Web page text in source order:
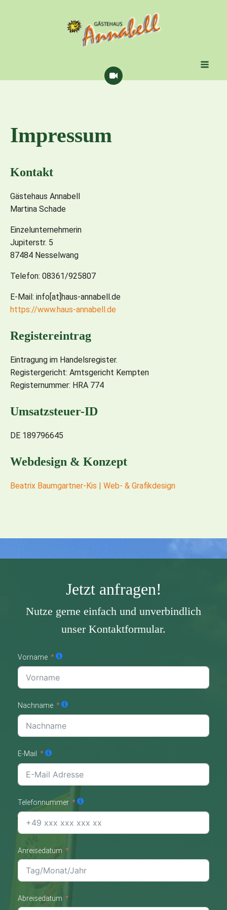
Impressum
Kontakt
Gästehaus Annabell
Martina Schade
Einzelunternehmerin
Jupiterstr. 5
87484 Nesselwang
Telefon: 08361/925807
E-Mail: info[at]haus-annabell.de
https://www.haus-annabell.de
Registereintrag
Eintragung im Handelsregister.
Registergericht: Amtsgericht Kempten
Registernummer: HRA 774
Umsatzsteuer-ID
DE 189796645
Webdesign & Konzept
Beatrix Baumgartner-Kis | Web- & Grafikdesign
Jetzt anfragen!
Nutze gerne einfach und unverbindlich
unser Kontaktformular.
Vorname
Nachname
E-Mail
Telefonnummer
Anreisedatum
Abreisedatum